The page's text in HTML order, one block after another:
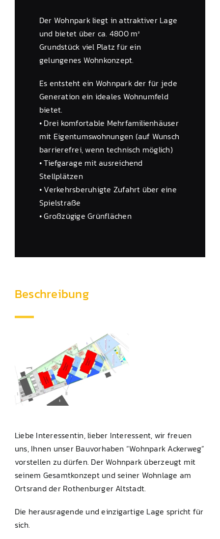
Der Wohnpark liegt in attraktiver Lage
und bietet über ca. 4800 m²
Grundstück viel Platz für ein
gelungenes Wohnkonzept.
Es entsteht ein Wohnpark der für jede
Generation ein ideales Wohnumfeld
bietet.
• Drei komfortable Mehrfamilienhäuser
mit Eigentumswohnungen (auf Wunsch
barrierefrei, wenn technisch möglich)
• Tiefgarage mit ausreichend
Stellplätzen
• Verkehrsberuhigte Zufahrt über eine
Spielstraße
• Großzügige Grünflächen
Beschreibung
Liebe Interessentin, lieber Interessent, wir freuen
uns, Ihnen unser Bauvorhaben “Wohnpark Ackerweg”
vorstellen zu dürfen. Der Wohnpark überzeugt mit
seinem Gesamtkonzept und seiner Wohnlage am
Ortsrand der Rothenburger Altstadt.
Die herausragende und einzigartige Lage spricht für
sich.